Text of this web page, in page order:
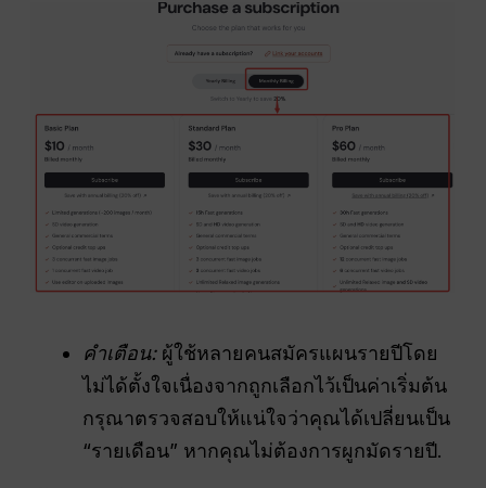
คำเตือน:ผู้ใช้หลายคนสมัครแผนรายปีโดย
ไม่ได้ตั้งใจเนื่องจากถูกเลือกไว้เป็นค่าเริ่มต้น
กรุณาตรวจสอบให้แน่ใจว่าคุณได้เปลี่ยนเป็น
“รายเดือน” หากคุณไม่ต้องการผูกมัดรายปี.